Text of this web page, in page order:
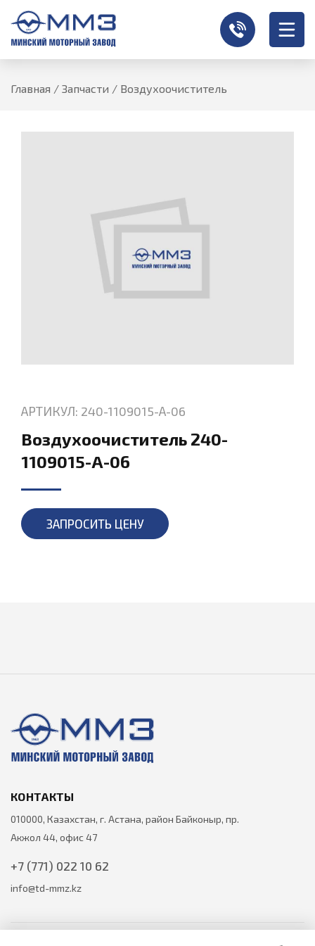
Главная / Запчасти / Воздухоочиститель
АРТИКУЛ: 240-1109015-А-06
Воздухоочиститель 240-
1109015-А-06
ЗАПРОСИТЬ ЦЕНУ
КОНТАКТЫ
010000, Казахстан, г. Астана, район Байконыр, пр.
Акжол 44, офис 47
+7 (771) 022 10 62
info@td-mmz.kz